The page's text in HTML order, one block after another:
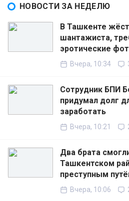
НОВОСТИ ЗА НЕДЕЛЮ
В Ташкенте
шантажиста,
эротические
Вчера, 10:34
Сотрудник БПИ
придумал долг
заработать
Вчера, 10:21
Два брата
Ташкентском
преступным
Вчера, 10:06